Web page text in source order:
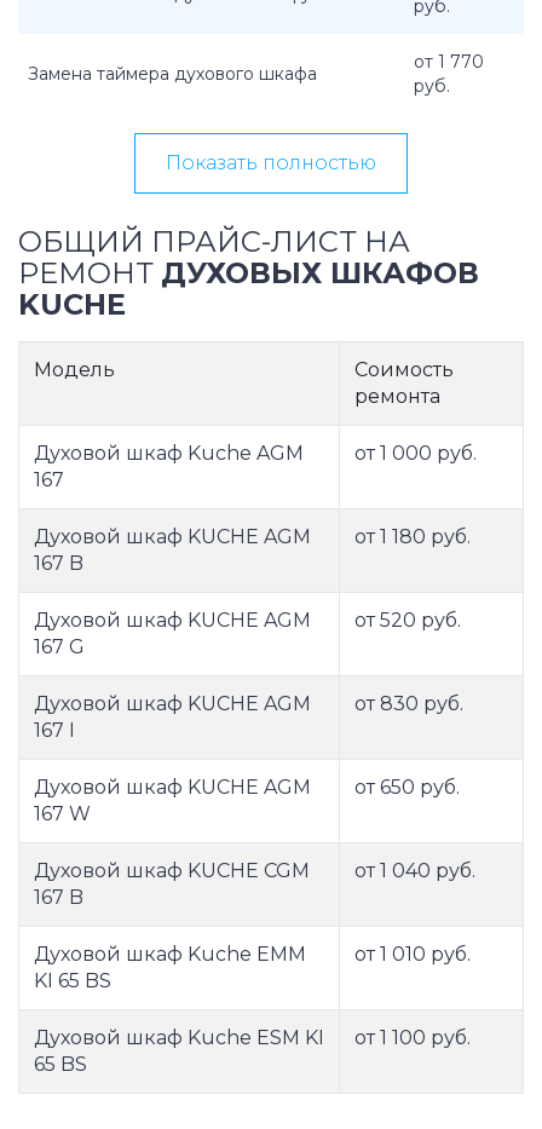
руб.
Замена таймера духового шкафа
от 1 770
руб.
Показать полностью
ОБЩИЙ ПРАЙС-ЛИСТ НА
РЕМОНТ ДУХОВЫХ ШКАФОВ
KUCHE
Модель
Соимость
ремонта
Духовой шкаф Kuche AGM
167
от 1 000 руб.
Духовой шкаф KUCHE AGM
167 B
от 1 180 руб.
Духовой шкаф KUCHE AGM
167 G
от 520 руб.
Духовой шкаф KUCHE AGM
167 I
от 830 руб.
Духовой шкаф KUCHE AGM
167 W
от 650 руб.
Духовой шкаф KUCHE CGM
167 B
от 1 040 руб.
Духовой шкаф Kuche EMM
KI 65 BS
от 1 010 руб.
Духовой шкаф Kuche ESM KI
65 BS
от 1 100 руб.